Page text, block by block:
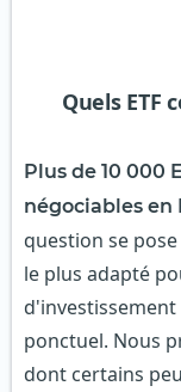
Quels ETF
Plus de 10 000
négociables en
question se
le plus adapté
ponctuel. Nous
dont certains